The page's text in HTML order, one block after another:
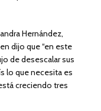
Hernández,
dijo que “en este
de desescalar sus
lo que necesita es
creciendo tres